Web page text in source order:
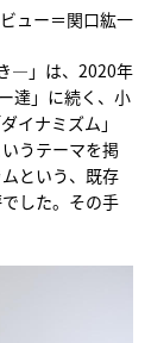
ュー＝関口紘一
―」は、2020年
達」に続く、小
イナミズム」
うテーマを掲
という、既存
した。その手